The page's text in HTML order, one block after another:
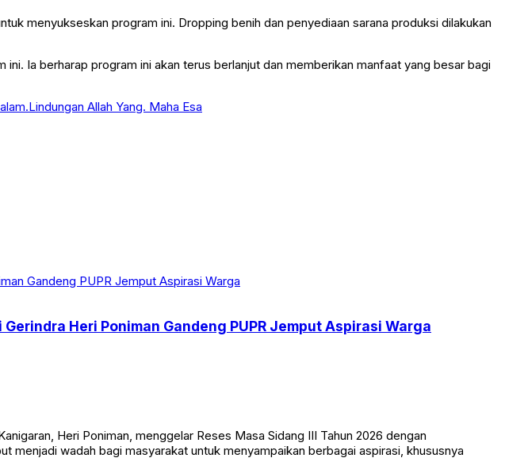
menyukseskan program ini. Dropping benih dan penyediaan sarana produksi dilakukan
Ia berharap program ini akan terus berlanjut dan memberikan manfaat yang besar bagi
Allah Yang. Maha Esa
Heri Poniman Gandeng PUPR Jemput Aspirasi Warga
Heri Poniman, menggelar Reses Masa Sidang III Tahun 2026 dengan
menjadi wadah bagi masyarakat untuk menyampaikan berbagai aspirasi, khususnya